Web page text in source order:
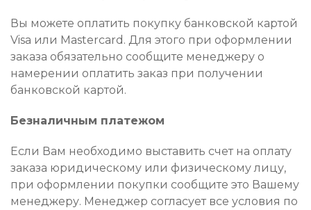
Вы можете оплатить покупку банковской картой
Visa или Mastercard. Для этого при оформлении
заказа обязательно сообщите менеджеру о
намерении оплатить заказ при получении
банковской картой.
Безналичным платежом
Если Вам необходимо выставить счет на оплату
заказа юридическому или физическому лицу,
при оформлении покупки сообщите это Вашему
менеджеру. Менеджер согласует все условия по